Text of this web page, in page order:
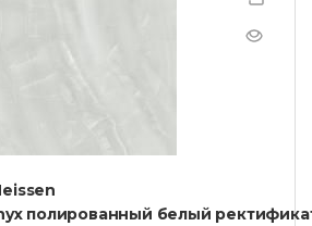
полированный белый